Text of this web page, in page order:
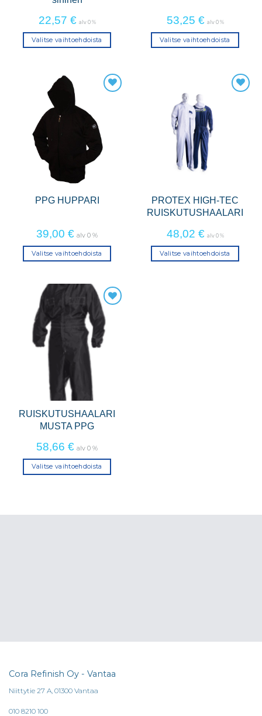
22,57 € alv 0 %
Valitse vaihtoehdoista
on
useampi
muunnelma.
tuotteen
sivulla.
53,25 € alv 0 %
Valitse vaihtoehdoista
muunnelma.
Voit
tehdä
valinnat
tuotteen
sivulla.
PPG HUPPARI
39,00 € alv 0 %
Valitse vaihtoehdoista
on
useampi
muunnelma.
tehdä
valinnat
tuotteen
sivulla.
PROTEX HIGH-TEC
RUISKUTUSHAALARI
48,02 € alv 0 %
Valitse vaihtoehdoista
RUISKUTUSHAALARI
MUSTA PPG
58,66 € alv 0 %
Valitse vaihtoehdoista
useampi
Cora Refinish Oy - Vantaa
Niittytie 27 A, 01300 Vantaa
010 8210 100